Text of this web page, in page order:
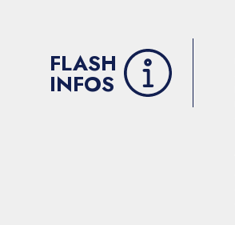
FLASH
INFOS